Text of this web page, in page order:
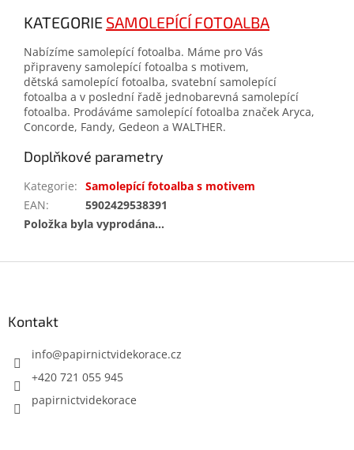
KATEGORIE SAMOLEPÍCÍ FOTOALBA
Nabízíme samolepící fotoalba. Máme pro Vás
připraveny samolepící fotoalba s motivem,
dětská samolepící fotoalba, svatební samolepící
fotoalba a v poslední řadě jednobarevná samolepící
fotoalba. Prodáváme samolepící fotoalba značek Aryca,
Concorde, Fandy, Gedeon a WALTHER.
Doplňkové parametry
Kategorie: Samolepící fotoalba s motivem
EAN:
5902429538391
Položka byla vyprodána…
Kontakt
info@papirnictvidekorace.cz
+420 721 055 945
papirnictvidekorace